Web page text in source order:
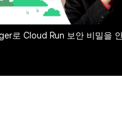
로 Cloud Run 보안 비밀을